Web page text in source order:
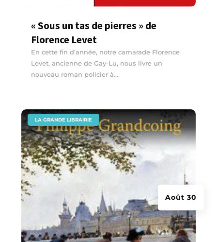
« Sous un tas de pierres » de
Florence Levet
En cette fin d'année, notre camarade Florence
Levet, ancienne de Gay-Lu, nous livre un
nouveau roman policier à...
Août 30
LA GRANDE LIBRAIRIE